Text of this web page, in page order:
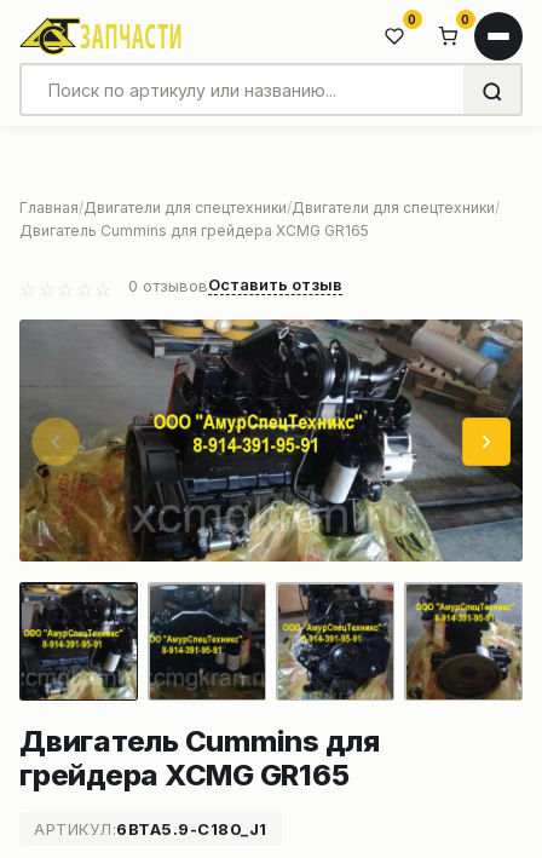
0 0
Главная Двигатели для спецтехники Двигатели для спецтехники
Двигатель Cummins для грейдера XCMG GR165
0 отзывовОставить отзыв
Двигатель Cummins для
грейдера XCMG GR165
АРТИКУЛ:6BTA5.9-C180_J1